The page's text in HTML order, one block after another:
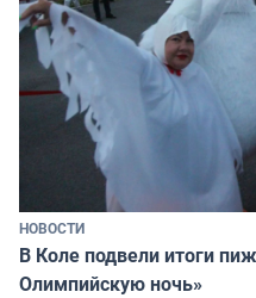
НОВОСТИ
В Коле подвели итоги
Олимпийскую ночь»